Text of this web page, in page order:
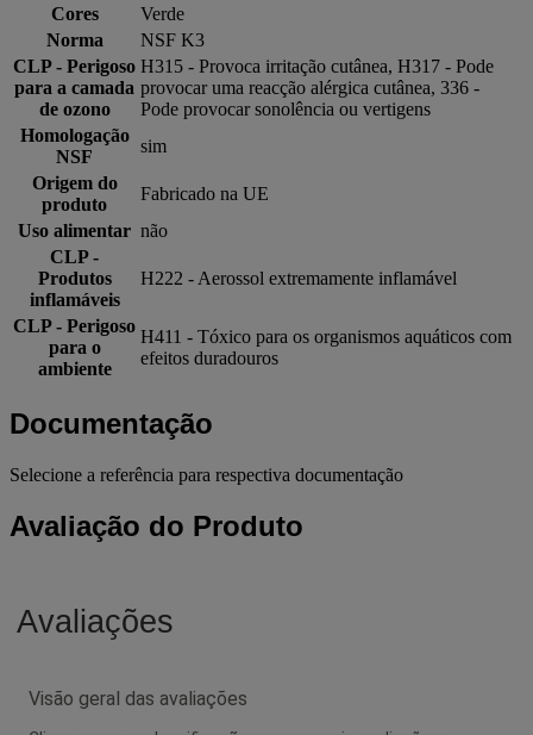
Cores
Verde
Norma
NSF K3
CLP - Perigoso
para a camada
de ozono
H315 - Provoca irritação cutânea, H317 - Pode
provocar uma reacção alérgica cutânea, 336 -
Pode provocar sonolência ou vertigens
Homologação
NSF
sim
Origem do
produto
Fabricado na UE
Uso alimentar não
CLP -
Produtos
inflamáveis
H222 - Aerossol extremamente inflamável
CLP - Perigoso
para o
ambiente
H411 - Tóxico para os organismos aquáticos com
efeitos duradouros
Documentação
Selecione a referência para respectiva documentação
Avaliação do Produto